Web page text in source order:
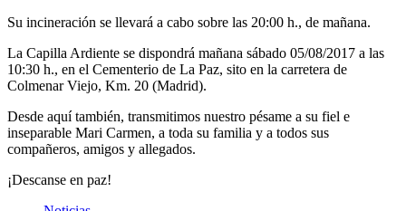
Su incineración se llevará a cabo sobre las 20:00 h., de mañana.
La Capilla Ardiente se dispondrá mañana sábado 05/08/2017 a las
10:30 h., en el Cementerio de La Paz, sito en la carretera de
Colmenar Viejo, Km. 20 (Madrid).
Desde aquí también, transmitimos nuestro pésame a su fiel e
inseparable Mari Carmen, a toda su familia y a todos sus
compañeros, amigos y allegados.
¡Descanse en paz!